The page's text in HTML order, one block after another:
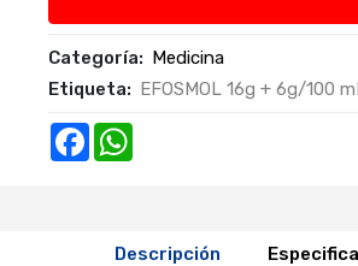
Categoría: Medicina
Etiqueta: EFOSMOL 16g + 6g/100
Facebook
Descripción